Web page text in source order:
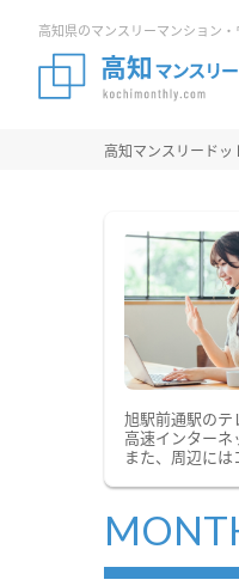
高知県のマンスリーマンション
高知マンスリードッ
旭駅前通駅のテ
高速インターネ
また、周辺に